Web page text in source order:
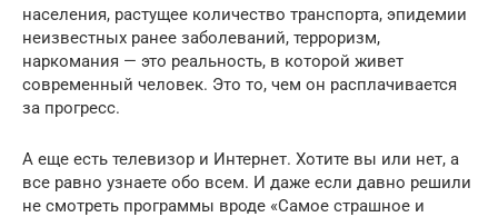
населения, растущее количество транспорта, эпидемии
неизвестных ранее заболеваний, терроризм,
наркомания — это реальность, в которой живет
современный человек. Это то, чем он расплачивается
за прогресс.
А еще есть телевизор и Интернет. Хотите вы или нет, а
все равно узнаете обо всем. И даже если давно решили
не смотреть программы вроде «Самое страшное и